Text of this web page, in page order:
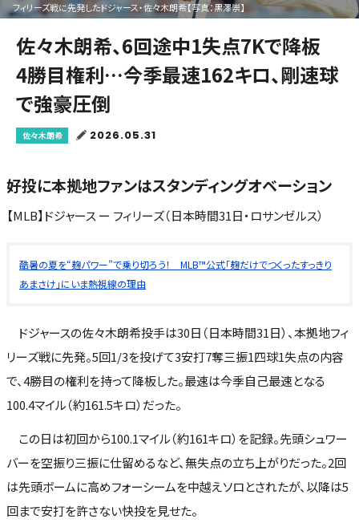
フィリーズ戦に先発したドジャース・佐々木朗希【写真：黒澤崇】
佐々木朗希、6回途中1失点7Kで降板
4勝目権利…今季最速162キロ、剛速球
で強豪圧倒
佐々木朗希 2026.05.31
好投に本拠地ファンはスタンディングオベーション
【MLB】ドジャース ー フィリーズ（日本時間31日・ロサンゼルス）
酷暑の夏を“麹パワー”で乗り切ろう！ MLB™公式「麹だけでつくったすっきり
あまさけ」にいま熱視線の理由
ドジャースの佐々木朗希投手は30日（日本時間31日）、本拠地フィ
リーズ戦に先発。5回1/3を投げて3安打7奪三振1四球1失点の内容
で、4勝目の権利を持って降板した。最速は今季自己最速となる
100.4マイル（約161.5キロ）だった。
この日は初回から100.1マイル（約161キロ）を記録。先頭シュワー
バーを空振り三振に仕留めるなど、無失点の立ち上がりだった。2回
は先頭ボームに高めフォーシームを中越えソロとされたが、以降は5
回まで安打を許さない快投を見せた。